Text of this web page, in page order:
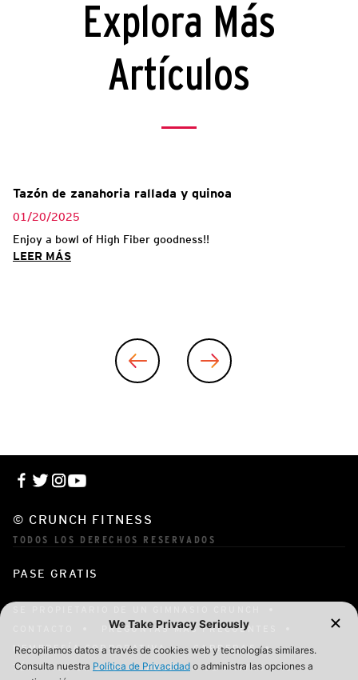
Explora Más
Artículos
Tazón de zanahoria rallada y quinoa
01/20/2025
Enjoy a bowl of High Fiber goodness!!
LEER MÁS
© CRUNCH FITNESS
TODOS LOS DERECHOS RESERVADOS
PASE GRATIS
PREGUNTAS MÁS FRECUENTES
MEMBRESÍA CORPORATIVA
CARRERAS
TÉRMINOS DE USO
POLÍTICA DE PRIVACIDAD